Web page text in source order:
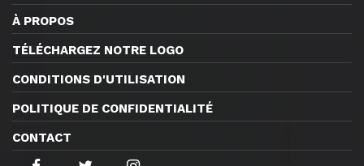
À PROPOS
TÉLÉCHARGEZ NOTRE LOGO
CONDITIONS D'UTILISATION
POLITIQUE DE CONFIDENTIALITÉ
CONTACT